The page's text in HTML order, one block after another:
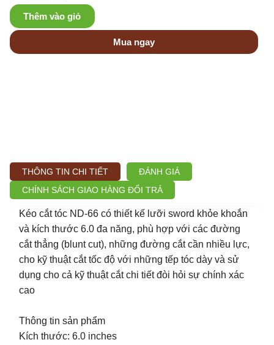
Thêm vào giỏ
Mua ngay
THÔNG TIN CHI TIẾT
ĐÁNH GIÁ
CHÍNH SÁCH GIAO HÀNG ĐỔI TRẢ
Kéo cắt tóc ND-66 có thiết kế lưỡi sword khỏe khoắn
và kích thước 6.0 đa năng, phù hợp với các đường
cắt thẳng (blunt cut), những đường cắt cần nhiều lực,
cho kỹ thuật cắt tốc độ với những tếp tóc dày và sử
dụng cho cả kỹ thuật cắt chi tiết đòi hỏi sự chính xác
cao
Thông tin sản phẩm
Kích thước: 6.0 inches